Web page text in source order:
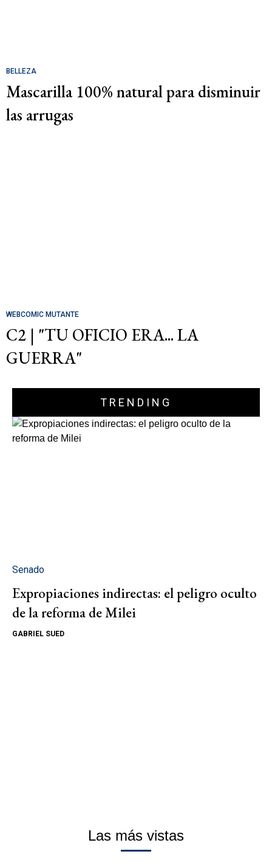
BELLEZA
Mascarilla 100% natural para disminuir
las arrugas
WEBCOMIC MUTANTE
C2 | "TU OFICIO ERA... LA
GUERRA"
TRENDING
Senado
Expropiaciones indirectas: el peligro oculto
de la reforma de Milei
GABRIEL SUED
Las más vistas